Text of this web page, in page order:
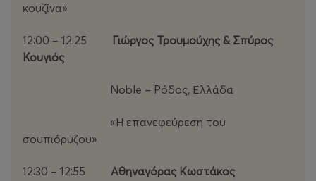
κουζίνα»
12:00 – 12:25 Γιώργος Τρουμούχης & Σπύρος
Κουγιός
Noble – Ρόδος, Ελλάδα
«Η επανεφεύρεση του
σουπιόρυζου»
12:30 – 12:55 Αθηναγόρας Κωστάκος